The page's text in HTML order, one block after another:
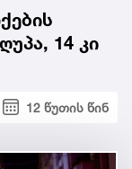
14 კი
12 წუთის წინ